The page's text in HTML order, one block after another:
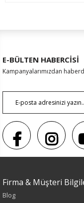
Renk
E-BÜLTEN HABERCİSİ
Kampanyalarımızdan
Firma & Müşteri
Blog